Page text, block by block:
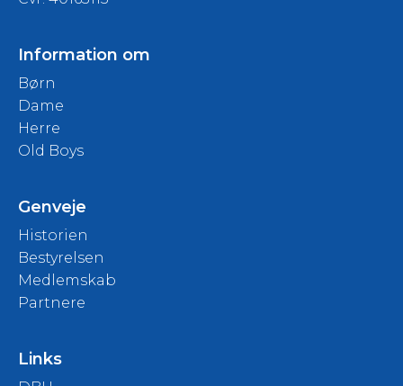
Information om
Børn
Dame
Herre
Old Boys
Genveje
Historien
Bestyrelsen
Medlemskab
Partnere
Links